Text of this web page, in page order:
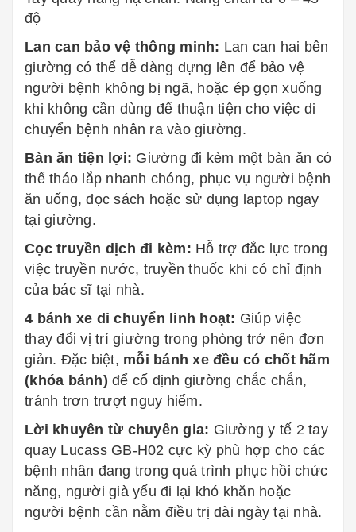
độ
Lan can bảo vệ thông minh: Lan can hai bên
giường có thể dễ dàng dựng lên để bảo vệ
người bệnh không bị ngã, hoặc ép gọn xuống
khi không cần dùng để thuận tiện cho việc di
chuyển bệnh nhân ra vào giường.
Bàn ăn tiện lợi: Giường đi kèm một bàn ăn có
thể tháo lắp nhanh chóng, phục vụ người bệnh
ăn uống, đọc sách hoặc sử dụng laptop ngay
tại giường.
Cọc truyền dịch đi kèm: Hỗ trợ đắc lực trong
việc truyền nước, truyền thuốc khi có chỉ định
của bác sĩ tại nhà.
4 bánh xe di chuyển linh hoạt: Giúp việc
thay đổi vị trí giường trong phòng trở nên đơn
giản. Đặc biệt, mỗi bánh xe đều có chốt hãm
(khóa bánh) để cố định giường chắc chắn,
tránh trơn trượt nguy hiểm.
Lời khuyên từ chuyên gia: Giường y tế 2 tay
quay Lucass GB-H02 cực kỳ phù hợp cho các
bệnh nhân đang trong quá trình phục hồi chức
năng, người già yếu đi lại khó khăn hoặc
người bệnh cần nằm điều trị dài ngày tại nhà.